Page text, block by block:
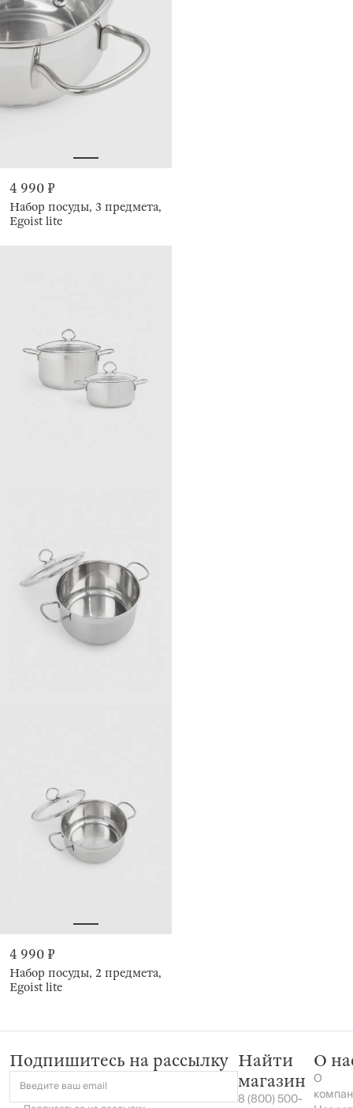
4 990 ₽
Набор посуды, 3 предмета,
Egoist lite
4 990 ₽
Набор посуды, 2 предмета,
Egoist lite
Подпишитесь на рассылку
Введите ваш email
Найти
магазин
8 (800) 500-
О
О